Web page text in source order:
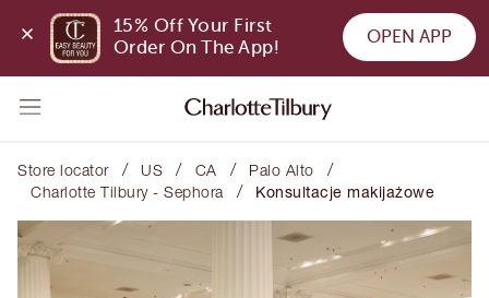
15% Off Your First
Order On The App!
OPEN APP
Store locator / US / CA / Palo Alto /
Charlotte Tilbury - Sephora / Konsultacje makijażowe